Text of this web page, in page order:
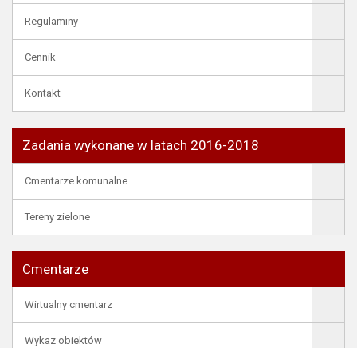
Regulaminy
Cennik
Kontakt
Zadania wykonane w latach 2016-2018
Cmentarze komunalne
Tereny zielone
Cmentarze
Wirtualny cmentarz
Wykaz obiektów